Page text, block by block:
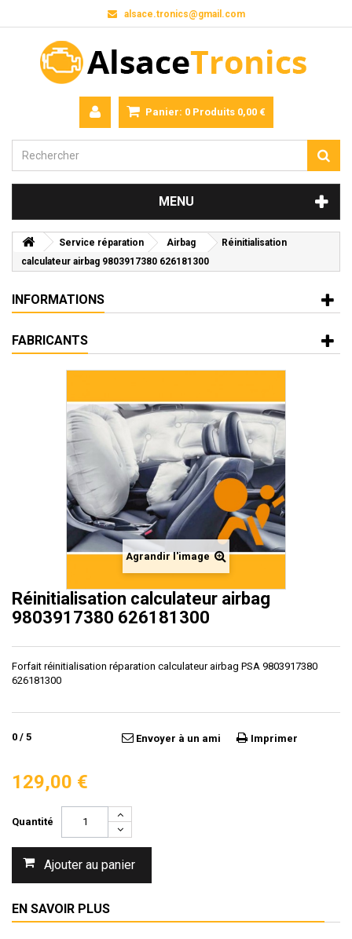
alsace.tronics@gmail.com
Panier: 0 Produits 0,00 €
MENU
Service réparation Airbag
Réinitialisation
calculateur airbag 9803917380 626181300
INFORMATIONS
FABRICANTS
Agrandir l'image
Réinitialisation calculateur airbag
9803917380 626181300
Forfait réinitialisation réparation calculateur airbag PSA 9803917380
626181300
0 / 5 Envoyer à un ami Imprimer
129,00 €
Quantité
Ajouter au panier
EN SAVOIR PLUS